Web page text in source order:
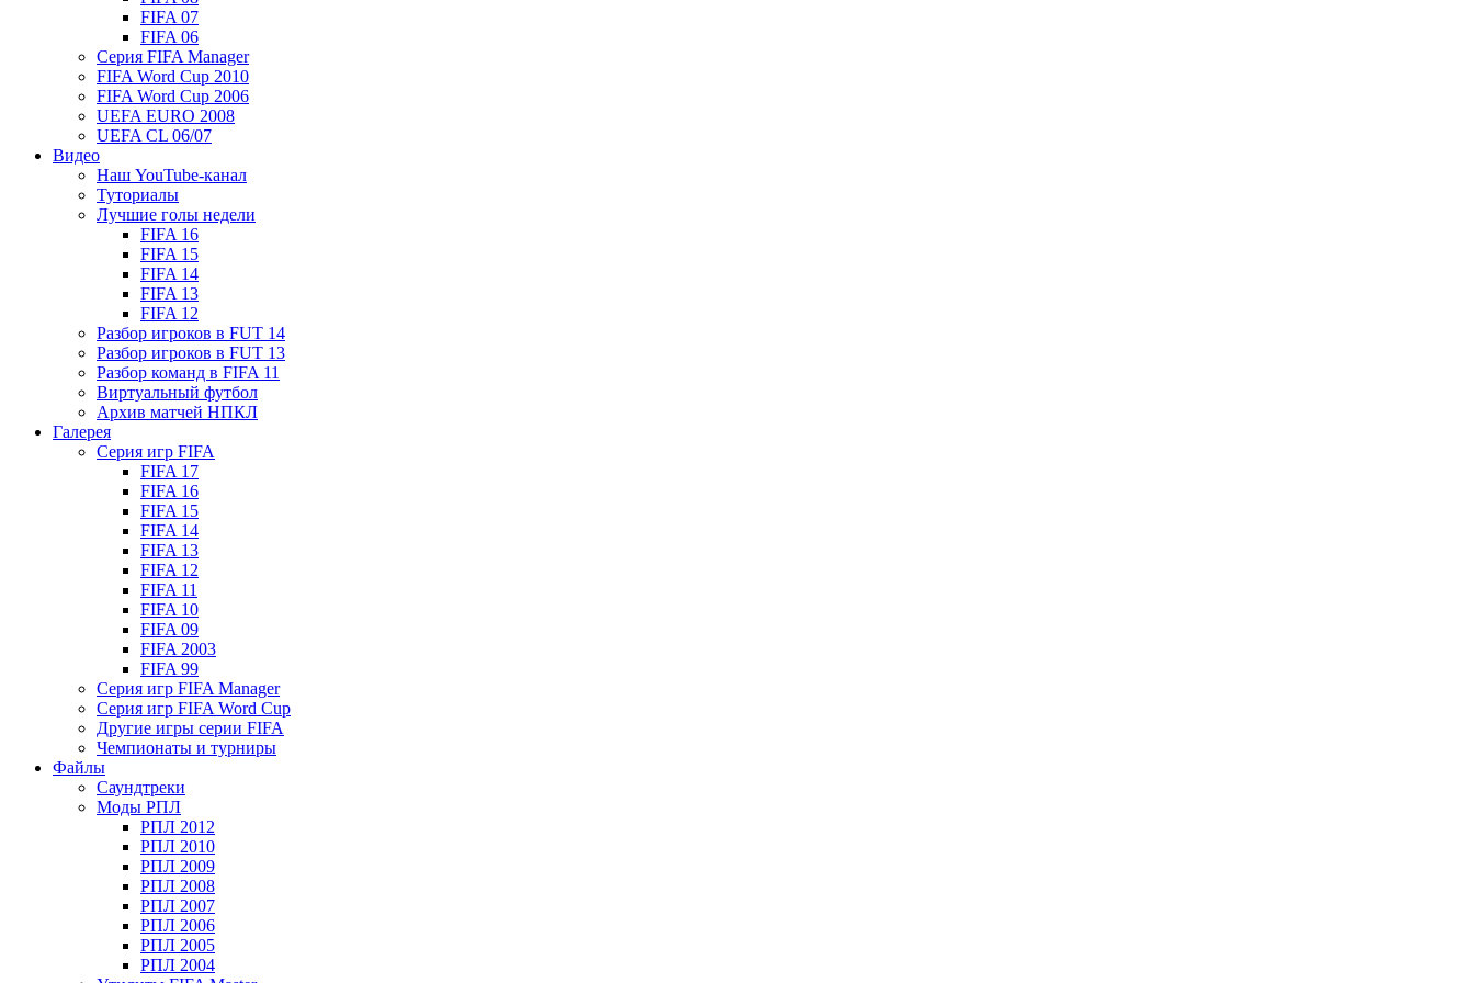
FIFA 07
FIFA 06
Серия FIFA Manager
FIFA Word Cup 2010
FIFA Word Cup 2006
UEFA EURO 2008
UEFA CL 06/07
Видео
Наш YouTube-канал
Туториалы
Лучшие голы недели
FIFA 16
FIFA 15
FIFA 14
FIFA 13
FIFA 12
Разбор игроков в FUT 14
Разбор игроков в FUT 13
Разбор команд в FIFA 11
Виртуальный футбол
Архив матчей НПКЛ
Галерея
Серия игр FIFA
FIFA 17
FIFA 16
FIFA 15
FIFA 14
FIFA 13
FIFA 12
FIFA 11
FIFA 10
FIFA 09
FIFA 2003
FIFA 99
Серия игр FIFA Manager
Серия игр FIFA Word Cup
Другие игры серии FIFA
Чемпионаты и турниры
Файлы
Саундтреки
Моды РПЛ
РПЛ 2012
РПЛ 2010
РПЛ 2009
РПЛ 2008
РПЛ 2007
РПЛ 2006
РПЛ 2005
РПЛ 2004